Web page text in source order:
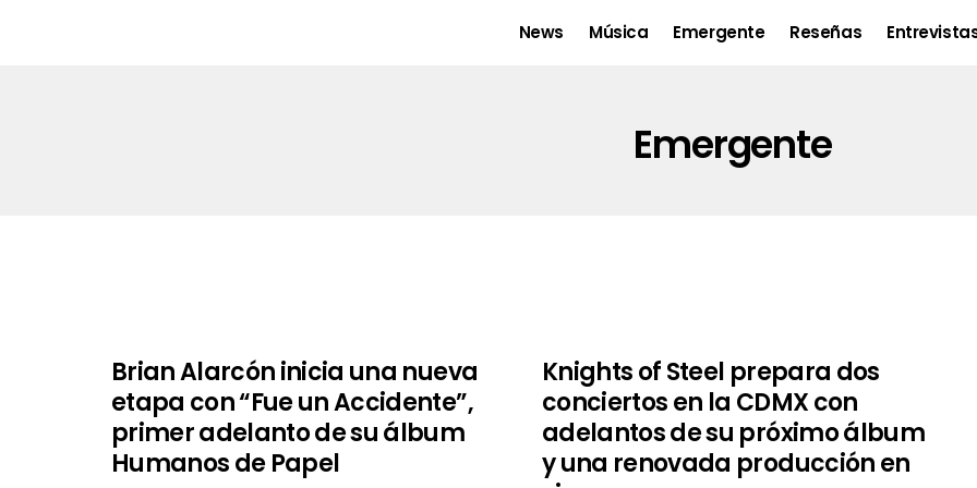
News Música Emergente Reseñas
Emergente
Brian Alarcón inicia una nueva
etapa con “Fue un Accidente”,
primer adelanto de su álbum
Humanos de Papel
Knights of Steel prepara dos
conciertos en la CDMX con
adelantos de su próximo álbum
y una renovada producción en